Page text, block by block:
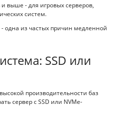
и выше - для игровых серверов,
систем.
одна из частых причин медленной
SSD или
производительности баз
сервер с SSD или NVMe-